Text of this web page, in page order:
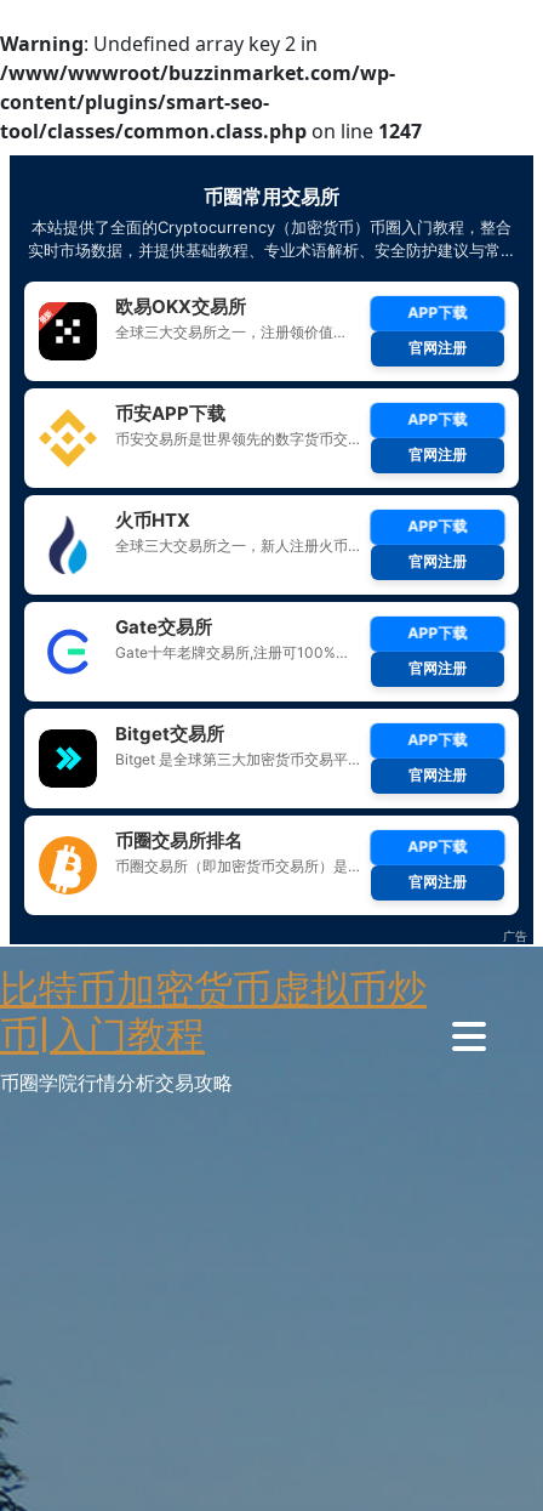
Warning: Undefined array key 2 in
/www/wwwroot/buzzinmarket.com/wp-
content/plugins/smart-seo-
tool/classes/common.class.php on line 1247
to
content
比特币加密货币虚拟币炒
币|入门教程
币圈学院行情分析交易攻略